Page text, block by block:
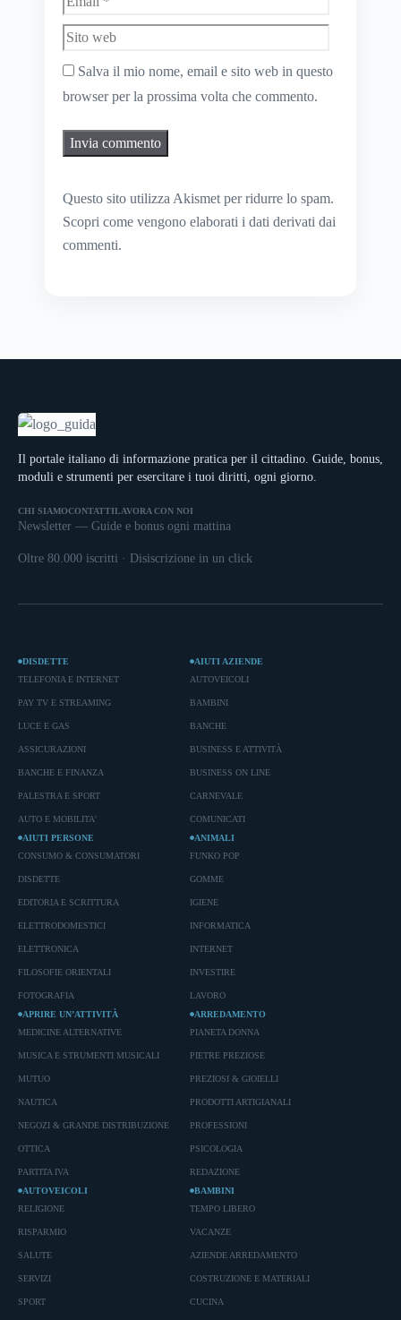
web
Salva il mio nome, email e sito web in questo
browser per la prossima volta che commento.
Questo sito utilizza Akismet per ridurre lo spam.
Scopri come vengono elaborati i dati derivati dai
commenti.
Il portale italiano di informazione pratica per il cittadino. Guide, bonus,
moduli e strumenti per esercitare i tuoi diritti, ogni giorno.
CHI SIAMOCONTATTI LAVORA CON NOI
Newsletter — Guide e bonus ogni mattina
Oltre 80.000 iscritti · Disiscrizione in un click
DISDETTE
TELEFONIA E INTERNET
PAY TV E STREAMING
LUCE E GAS
ASSICURAZIONI
BANCHE E FINANZA
PALESTRA E SPORT
AUTO E MOBILITA'
AIUTI AZIENDE
AUTOVEICOLI
BAMBINI
BANCHE
BUSINESS E ATTIVITÀ
BUSINESS ON LINE
CARNEVALE
COMUNICATI
AIUTI PERSONE
CONSUMO & CONSUMATORI
DISDETTE
EDITORIA E SCRITTURA
ELETTRODOMESTICI
ELETTRONICA
FILOSOFIE ORIENTALI
FOTOGRAFIA
ANIMALI
FUNKO POP
GOMME
IGIENE
INFORMATICA
INTERNET
INVESTIRE
LAVORO
APRIRE UN’ATTIVITÀ
MEDICINE ALTERNATIVE
MUSICA E STRUMENTI MUSICALI
MUTUO
NAUTICA
NEGOZI & GRANDE DISTRIBUZIONE
OTTICA
PARTITA IVA
ARREDAMENTO
PIANETA DONNA
PIETRE PREZIOSE
PREZIOSI & GIOIELLI
PRODOTTI ARTIGIANALI
PROFESSIONI
PSICOLOGIA
REDAZIONE
AUTOVEICOLI
RELIGIONE
RISPARMIO
SALUTE
SERVIZI
SPORT
BAMBINI
TEMPO LIBERO
VACANZE
AZIENDE ARREDAMENTO
COSTRUZIONE E MATERIALI
CUCINA